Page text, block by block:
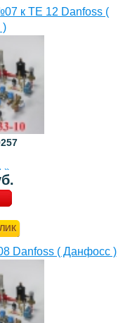
к TE 12 Danfoss (
)
»
Danfoss ( Данфосс )